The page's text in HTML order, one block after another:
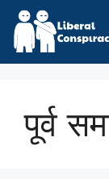
Skip
content
पूर्व